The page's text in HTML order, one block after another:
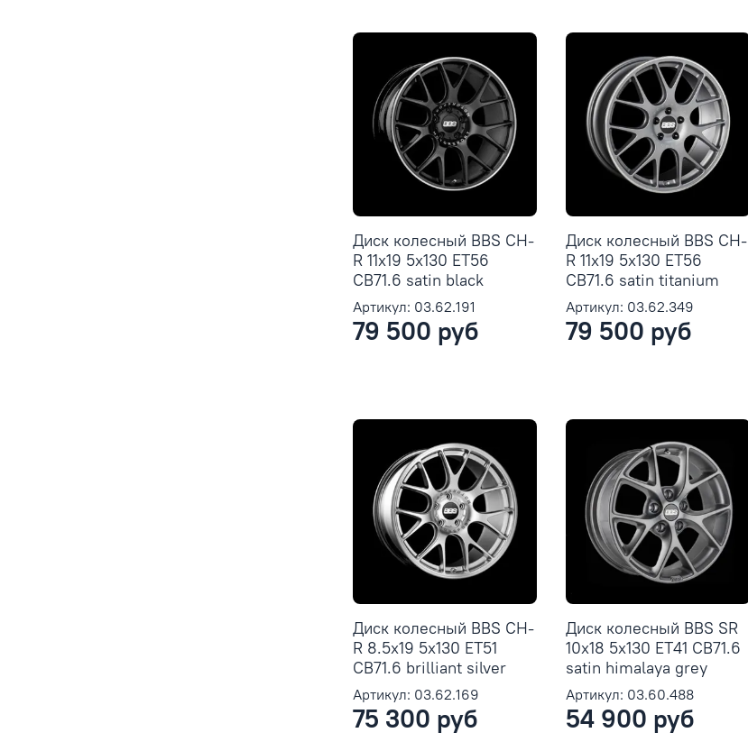
Диск колесный BBS CH-
R 11x19 5x130 ET56
CB71.6 satin black
Артикул: 03.62.191
79 500 руб
Диск колесный BBS CH-
R 11x19 5x130 ET56
CB71.6 satin titanium
Артикул: 03.62.349
79 500 руб
Диск колесный BBS CH-
R 8.5x19 5x130 ET51
CB71.6 brilliant silver
Артикул: 03.62.169
75 300 руб
Диск колесный BBS SR
10x18 5x130 ET41 CB71.6
satin himalaya grey
Артикул: 03.60.488
54 900 руб